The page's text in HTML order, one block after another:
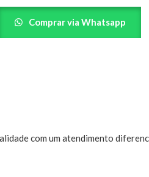
Comprar via Whatsapp
com um atendimento